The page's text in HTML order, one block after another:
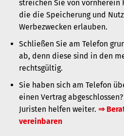
streichen Sie von vornherein
die die Speicherung und
Werbezwecken erlauben.
Schließen Sie am Telefon
ab, denn diese sind in den
rechtsgültig.
Sie haben sich am Telefon
einen Vertrag
Juristen helfen weiter. ⇒
vereinbaren